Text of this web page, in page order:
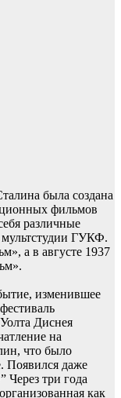
была создана
фильмов
различные
мультстудии ГУКФ.
а в августе 1937
изменившее
Диснея
на
что было
Появился даже
Через три года
как